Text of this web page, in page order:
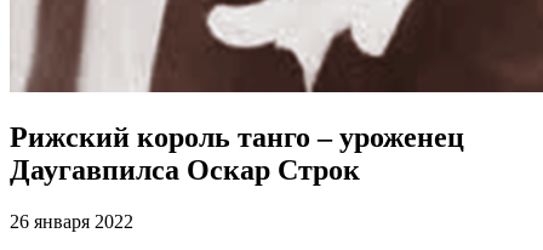
Рижский король танго – уроженец
Даугавпилса Оскар Строк
26 января 2022